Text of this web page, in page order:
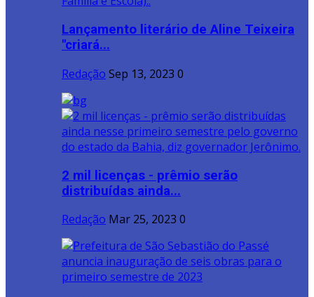
Lançamento literário de Aline Teixeira
"criará...
Redação Sep 13, 2023 0
2 mil licenças - prêmio serão
distribuídas ainda...
Redação Mar 25, 2023 0